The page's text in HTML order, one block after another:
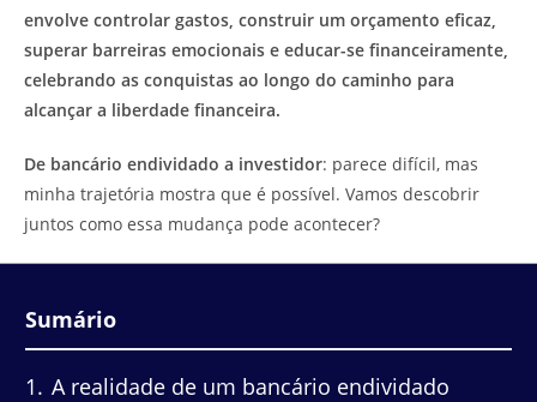
envolve controlar gastos, construir um orçamento eficaz,
superar barreiras emocionais e educar-se financeiramente,
celebrando as conquistas ao longo do caminho para
alcançar a liberdade financeira.
De bancário endividado a investidor: parece difícil, mas
minha trajetória mostra que é possível. Vamos descobrir
juntos como essa mudança pode acontecer?
Sumário
1
A realidade de um bancário endividado